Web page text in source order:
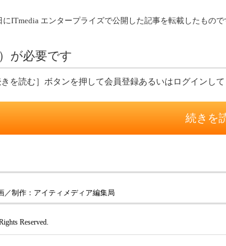
ITmedia エンタープライズで公開した記事を転載したもので
が必要です
を読む］ボタンを押して会員登録あるいはログインして
続きを
／制作：アイティメディア編集局
Reserved.